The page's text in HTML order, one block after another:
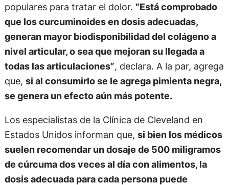
populares para tratar el dolor. “Está comprobado
que los curcuminoides en dosis adecuadas,
generan mayor biodisponibilidad del colágeno a
nivel articular, o sea que mejoran su llegada a
todas las articulaciones”, declara. A la par, agrega
que, si al consumirlo se le agrega pimienta negra,
se genera un efecto aún más potente.
Los especialistas de la Clínica de Cleveland en
Estados Unidos informan que, si bien los médicos
suelen recomendar un dosaje de 500 miligramos
de cúrcuma dos veces al día con alimentos, la
dosis adecuada para cada persona puede